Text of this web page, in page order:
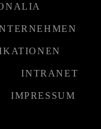
INTRANET
IMPRESSUM